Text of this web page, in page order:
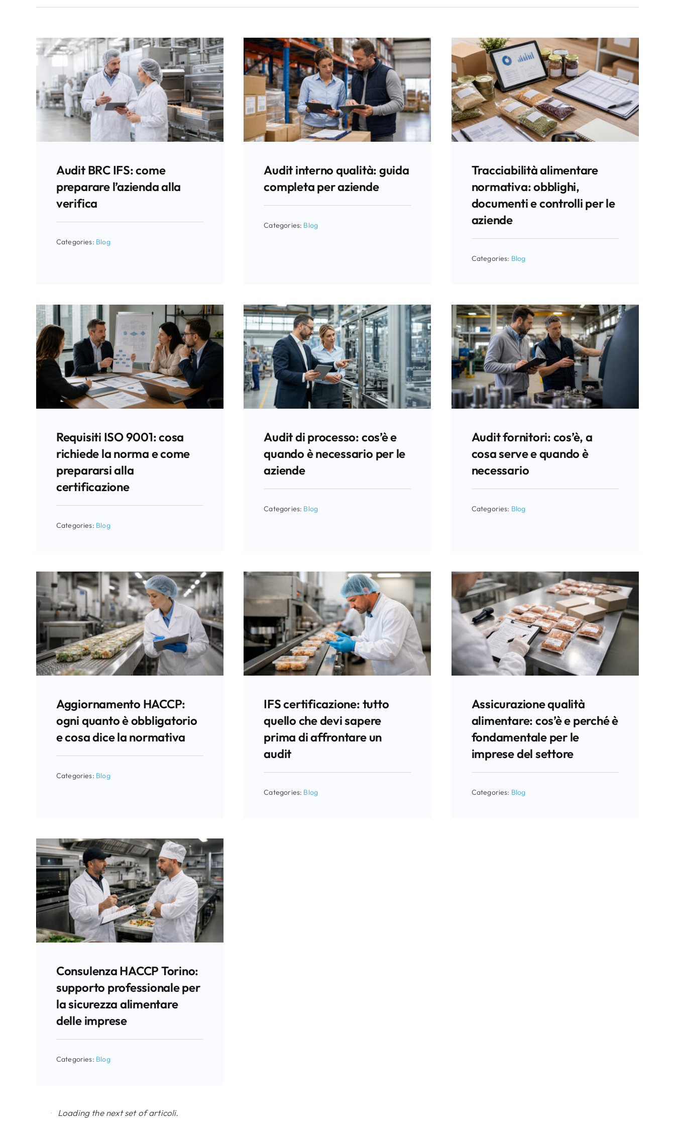
Audit BRC IFS: come
preparare l’azienda alla
verifica
Categories: Blog
Audit interno qualità: guida
completa per aziende
Categories: Blog
Tracciabilità alimentare
normativa: obblighi,
documenti e controlli per le
aziende
Categories: Blog
Requisiti ISO 9001: cosa
richiede la norma e come
prepararsi alla
certificazione
Categories: Blog
Audit di processo: cos’è e
quando è necessario per le
aziende
Categories: Blog
Audit fornitori: cos’è, a
cosa serve e quando è
necessario
Categories: Blog
Aggiornamento HACCP:
ogni quanto è obbligatorio
e cosa dice la normativa
Categories: Blog
IFS certificazione: tutto
quello che devi sapere
prima di affrontare un
audit
Categories: Blog
Assicurazione qualità
alimentare: cos’è e perché è
fondamentale per le
imprese del settore
Categories: Blog
Consulenza HACCP Torino:
supporto professionale per
la sicurezza alimentare
delle imprese
Categories: Blog